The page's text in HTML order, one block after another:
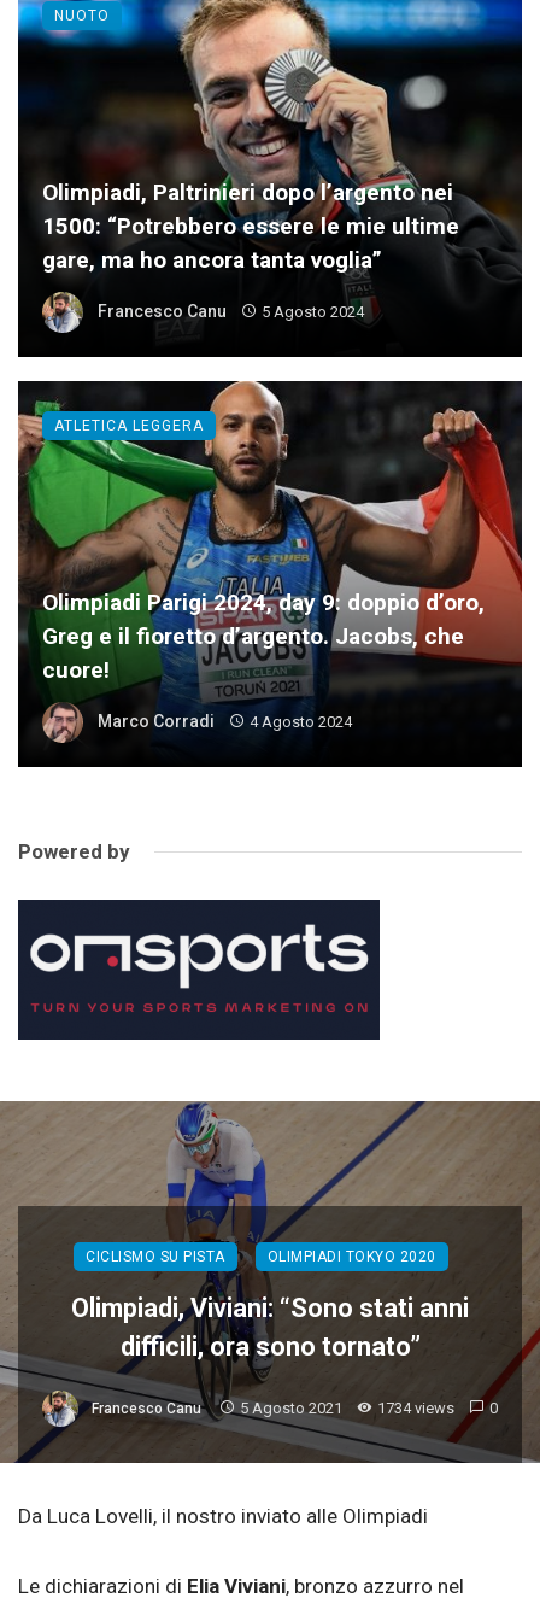
Olimpiadi, Paltrinieri dopo l’argento nei
1500: “Potrebbero essere le mie ultime
gare, ma ho ancora tanta voglia”
Francesco Canu 5 Agosto 2024
NUOTO
Olimpiadi Parigi 2024, day 9: doppio d’oro,
Greg e il fioretto d’argento. Jacobs, che
cuore!
Marco Corradi 4 Agosto 2024
ATLETICA LEGGERA
Powered by
CICLISMO SU PISTA OLIMPIADI TOKYO 2020
Olimpiadi, Viviani: “Sono stati anni
difficili, ora sono tornato”
Francesco Canu 5 Agosto 2021 1734 views 0
Da Luca Lovelli, il nostro inviato alle Olimpiadi
Le dichiarazioni di Elia Viviani, bronzo azzurro nel